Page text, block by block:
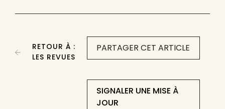
PARTAGER CET ARTICLE
SIGNALER UNE MISE À
JOUR
RETOUR À :
LES REVUES